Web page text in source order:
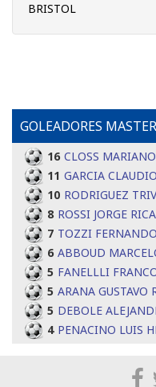
BRISTOL
GOLEADORES MASTER
16 CLOSS MARIANO
11 GARCIA
10 RODRIGUEZ
8 ROSSI JORGE
7 TOZZI
6 ABBOUD
5 FANELLLI
5 ARANA GUSTAVO
5 DEBOLE
4 PENACINO LUIS